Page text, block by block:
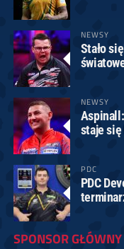
NEWSY
Stało
NEWSY
staje
PDC
PDC
SPONSOR GŁÓWNY